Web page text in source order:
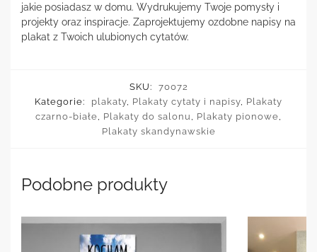
jakie posiadasz w domu. Wydrukujemy Twoje pomysły i
projekty oraz inspiracje. Zaprojektujemy ozdobne napisy na
plakat z Twoich ulubionych cytatów.
SKU:
70072
Kategorie:
plakaty Plakaty cytaty i napisy Plakaty
czarno-białe
Plakaty do salonu Plakaty pionowe
Plakaty skandynawskie
Podobne produkty